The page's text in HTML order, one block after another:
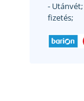
- Utánvét;
fizetés;